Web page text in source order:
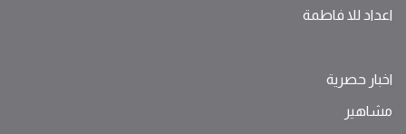
اعداد للا فاطمة
اخبار حصرية
مشاهير